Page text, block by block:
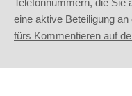
Telefonnummern, die Sie
eine aktive Beteiligung
fürs Kommentieren auf